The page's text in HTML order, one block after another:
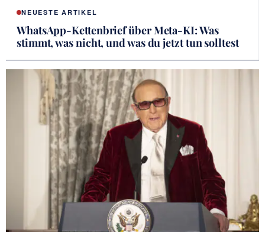
NEUESTE ARTIKEL
WhatsApp-Kettenbrief über Meta-KI: Was
stimmt, was nicht, und was du jetzt tun solltest